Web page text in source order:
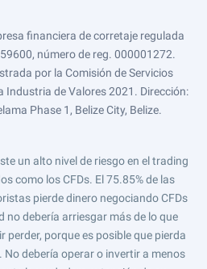
financiera de corretaje regulada
número de reg. 000001272.
por la Comisión de Servicios
Industria de Valores 2021. Dirección:
Phase 1, Belize City, Belize.
un alto nivel de riesgo en el trading
como los CFDs. El 75.85% de las
pierde dinero negociando CFDs
no debería arriesgar más de lo que
perder, porque es posible que pierda
debería operar o invertir a menos